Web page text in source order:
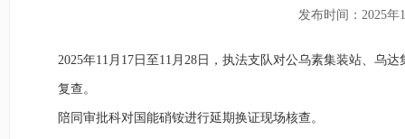
发布时间：2025年
2025年11月17日至11月28日，执法支队对公乌素集装站、乌
复查。
陪同审批科对国能硝铵进行延期换证现场核查。